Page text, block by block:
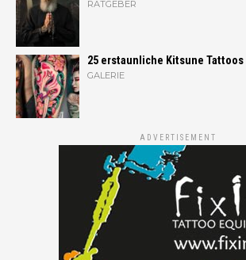
RATGEBER
25 erstaunliche Kitsune Tattoos
GALERIE
ADVERTISEMENT